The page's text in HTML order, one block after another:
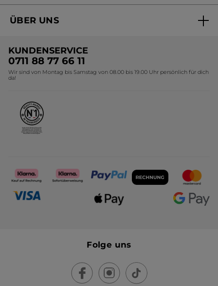
Black Friday Yves Rocher
Geschenkideen Yves Rocher
Kollektion Monoi Yves Rocher
ÜBER UNS
Umweltstiftung YR
Affiliate Programm
KUNDENSERVICE
0711 88 77 66 11
Wir sind von Montag bis Samstag von 08.00 bis 19.00 Uhr persönlich für dich
da!
Folge uns